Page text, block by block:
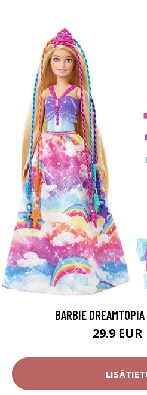
BARBIE
29.9 EUR